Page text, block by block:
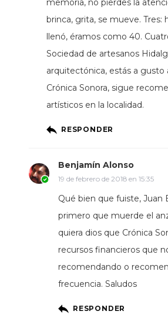
memoria, no pierdes la
brinca, grita, se mueve. Tres:
llenó, éramos como 40.
Sociedad de artesanos
arquitectónica, estás a gusto
Crónica Sonora, sigue
artísticos en la localidad.
RESPONDER
Benjamín Alonso
19 de febrero de 2018 en 15:35
Qué bien que fuiste, Juan
primero que muerde el
quiera dios que Crónica
recursos financieros que
recomendando o
frecuencia. Saludos
RESPONDER